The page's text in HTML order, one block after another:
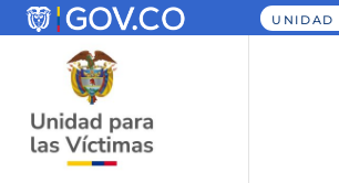
UNIDAD